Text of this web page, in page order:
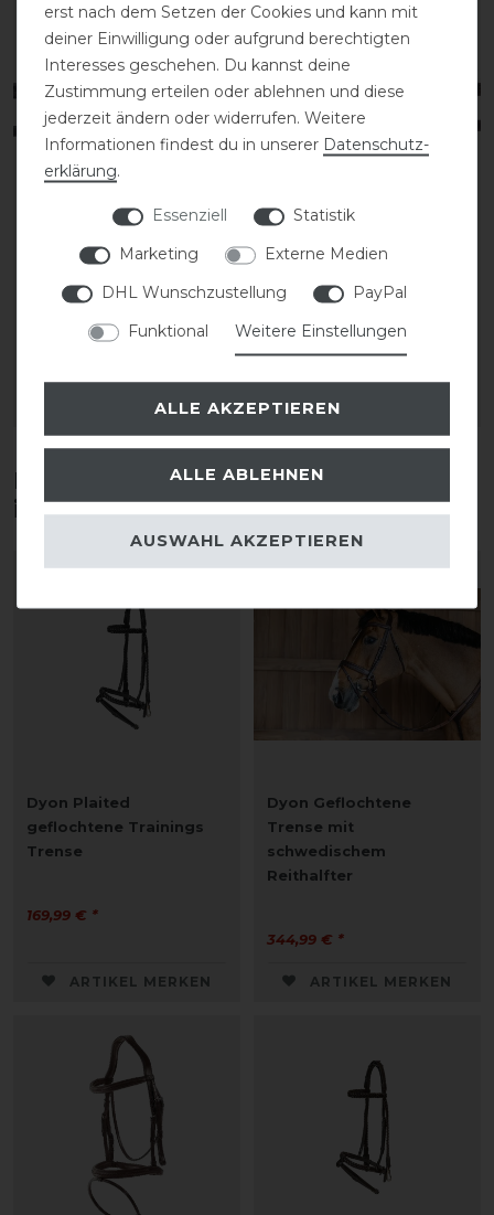
Schockemöhle
Schnalle
ARTIKEL MERKEN
Schockemöhle
Ring
ARTIKEL MERKEN
Diese Produkte könnten dich auch
interessieren
Dyon Plaited
geflochtene Trainings
Trense
169,99 € *
ARTIKEL MERKEN
Dyon Geflochtene
Trense mit
schwedischem
Reithalfter
344,99 € *
ARTIKEL MERKEN
erst nach dem Setzen der Cookies und kann mit
deiner Einwilligung oder aufgrund berechtigten
Interesses geschehen. Du kannst deine
Zustimmung erteilen oder ablehnen und diese
jederzeit ändern oder widerrufen. Weitere
Informationen findest du in unserer Daten­schutz­
erklärung.
Essenziell
Statistik
Marketing
Externe Medien
DHL Wunschzustellung
PayPal
Funktional
Weitere Einstellungen
ALLE AKZEPTIEREN
ALLE ABLEHNEN
AUSWAHL AKZEPTIEREN